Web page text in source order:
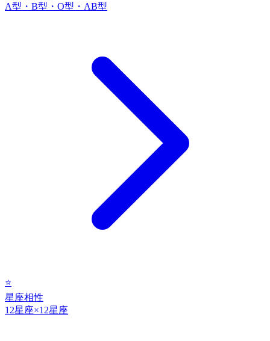
A型・B型・O型・AB型
⭐
星座相性
12星座×12星座